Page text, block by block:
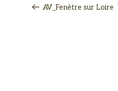
AV_Fenêtre sur Loire